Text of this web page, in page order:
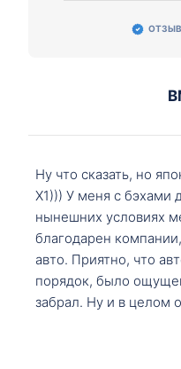
Ну что сказать, но
X1))) У меня с бэхами
нынешних условиях
благодарен
авто. Приятно, что
порядок, было
забрал. Ну и в целом